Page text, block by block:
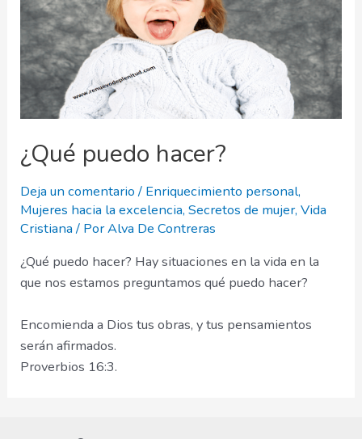
¿Qué puedo hacer?
Deja un comentario / Enriquecimiento personal,
Mujeres hacia la excelencia,Secretos de mujer,Vida
Cristiana/ PorAlva De Contreras
¿Qué puedo hacer? Hay situaciones en la vida en la
que nos estamos preguntamos qué puedo hacer?
Encomienda a Dios tus obras, y tus pensamientos
serán afirmados.
Proverbios 16:3.